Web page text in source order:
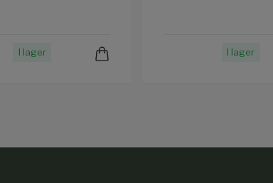
I lager I lager